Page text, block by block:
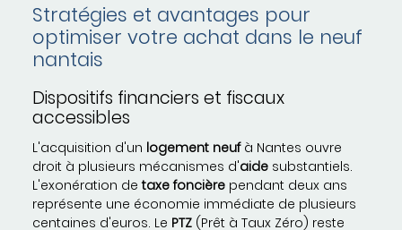
Stratégies et avantages pour
optimiser votre achat dans le neuf
nantais
Dispositifs financiers et fiscaux
accessibles
L'acquisition d'un logement neufà Nantes ouvre
droit à plusieurs mécanismes d'aide substantiels.
L'exonération detaxe foncière pendant deux ans
représente une économie immédiate de plusieurs
centaines d'euros. Le PTZ (Prêt à Taux Zéro) reste